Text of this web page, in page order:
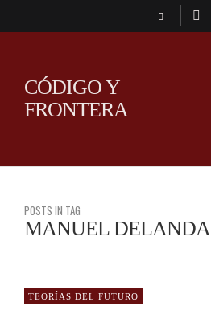
CÓDIGO Y
FRONTERA
POSTS IN TAG
MANUEL DELANDA
TEORÍAS DEL FUTURO